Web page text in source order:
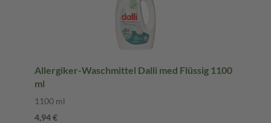
Allergiker-Waschmittel Dalli med Flüssig 1100
ml
1100 ml
4,94 €